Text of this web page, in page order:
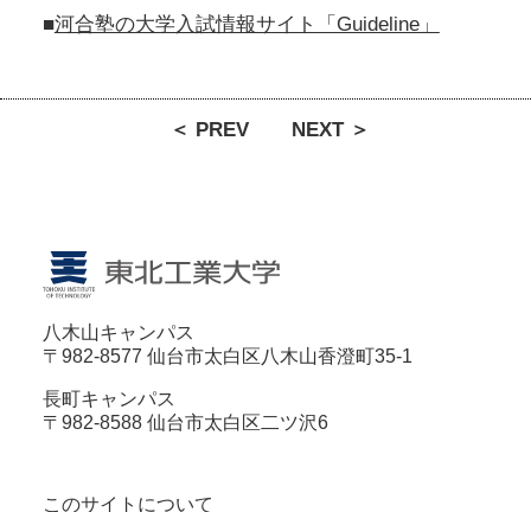
■河合塾の大学入試情報サイト「Guideline」
＜ PREV NEXT ＞
八木山キャンパス
〒982-8577 仙台市太白区八木山香澄町35-1
長町キャンパス
〒982-8588 仙台市太白区二ツ沢6
このサイトについて